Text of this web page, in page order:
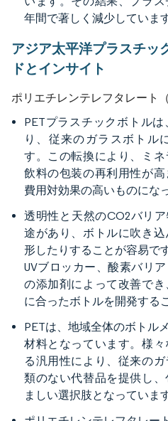
年間で著しく減少しています
アジア太平洋プラスチッ
ドとインサイト
ポリエチレンテレフタレート
PETプラスチックボトル
り、従来のガラスボトル
す。この転換により、ミ
飲料の包装の再利用性が
費用対効果の高いものにな
透明性と天然のCO2バリ
途があり、ボトルに吹き
形したりすることが容易で
UVブロッカー、酸素バリ
の添加剤によって改善で
に合ったボトルを開発する
PETは、地域全体のボトル
材料となっています。様
る汎用性により、従来の
類のない代替品を提供し
ましい選択肢となっています